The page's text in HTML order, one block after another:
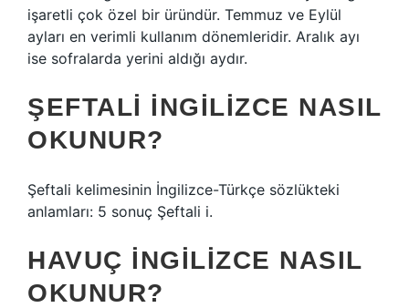
işaretli çok özel bir üründür. Temmuz ve Eylül
ayları en verimli kullanım dönemleridir. Aralık ayı
ise sofralarda yerini aldığı aydır.
ŞEFTALI INGILIZCE NASIL
OKUNUR?
Şeftali kelimesinin İngilizce-Türkçe sözlükteki
anlamları: 5 sonuç Şeftali i.
HAVUÇ INGILIZCE NASIL
OKUNUR?